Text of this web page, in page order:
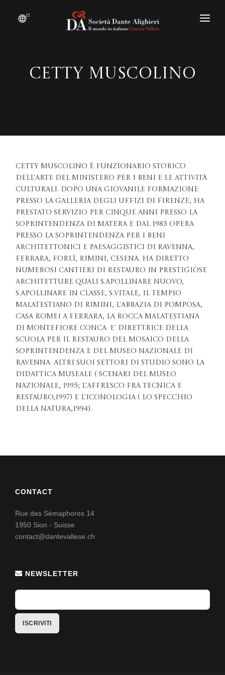
it
Cetty Muscolino
Cetty Muscolino è funzionario storico
dell'arte del Ministero per i Beni e le Attività
Culturali. Dopo una giovanile formazione
presso la Galleria degli Uffizi di Firenze, ha
prestato servizio per cinque anni presso la
Soprintendenza di Matera e dal 1985 opera
presso la Soprintendenza per i Beni
Architettonici e Paesaggistici di Ravenna,
Ferrara, Forlì, Rimini, Cesena. Ha diretto
numerosi cantieri di restauro in prestigiose
architetture quali S.Apollinare Nuovo,
S.Apollinare in Classe, S.Vitale, il Tempio
Malatestiano di Rimini, l'abbazia di Pomposa,
Casa Romei a Ferrara, la Rocca Malatestiana
di Montefiore Conca. E' direttrice della
Scuola per il Restauro del Mosaico della
Soprintendenza e del Museo Nazionale di
Ravenna. Altri suoi settori di studio sono la
didattica museale ( Scenari del Museo
Nazionale, 1995; L'affresco fra tecnica e
restauro,1997) e l'iconologia ( Lo specchio
della natura,1994).
CONTACT
Rue des Sémaphores 14
1950 Sion - Suisse
contact@dantevallese.ch
NEWSLETTER